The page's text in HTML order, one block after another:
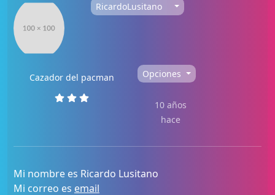
RicardoLusitano
Cazador del pacman Opciones
10 años
hace
Mi nombre es Ricardo Lusitano
Mi correo es email